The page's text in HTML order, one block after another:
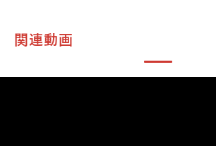
関連動画